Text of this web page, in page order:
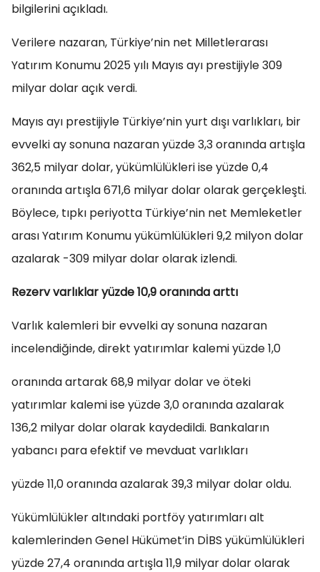
bilgilerini açıkladı.
Verilere nazaran, Türkiye’nin net Milletlerarası
Yatırım Konumu 2025 yılı Mayıs ayı prestijiyle 309
milyar dolar açık verdi.
Mayıs ayı prestijiyle Türkiye’nin yurt dışı varlıkları, bir
evvelki ay sonuna nazaran yüzde 3,3 oranında artışla
362,5 milyar dolar, yükümlülükleri ise yüzde 0,4
oranında artışla 671,6 milyar dolar olarak gerçekleşti.
Böylece, tıpkı periyotta Türkiye’nin net Memleketler
arası Yatırım Konumu yükümlülükleri 9,2 milyon dolar
azalarak -309 milyar dolar olarak izlendi.
Rezerv varlıklar yüzde 10,9 oranında arttı
Varlık kalemleri bir evvelki ay sonuna nazaran
incelendiğinde, direkt yatırımlar kalemi yüzde 1,0
oranında artarak 68,9 milyar dolar ve öteki
yatırımlar kalemi ise yüzde 3,0 oranında azalarak
136,2 milyar dolar olarak kaydedildi. Bankaların
yabancı para efektif ve mevduat varlıkları
yüzde 11,0 oranında azalarak 39,3 milyar dolar oldu.
Yükümlülükler altındaki portföy yatırımları alt
kalemlerinden Genel Hükümet’in DİBS yükümlülükleri
yüzde 27,4 oranında artışla 11,9 milyar dolar olarak